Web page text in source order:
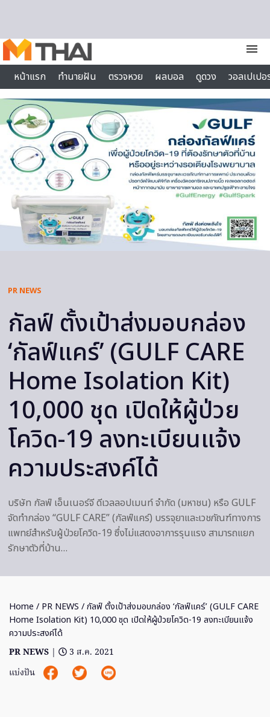
menu
หน้าแรก
ทำนายฝัน ตรวจหวย ผลบอล ดูดวง
วอลเปเป
ไลฟ์สไตล์
PR NEWS
กัลฟ์ ตั้งเป้าส่งมอบกล่อง
‘กัลฟ์แคร์’ (GULF CARE
Home Isolation Kit)
10,000 ชุด เปิดให้ผู้ป่วย
โควิด-19 ลงทะเบียนแจ้ง
ความประสงค์ได้
บริษัท กัลฟ์ เอ็นเนอร์จี ดีเวลลอปเมนท์ จำกัด (มหาชน) หรือ GULF
จัดทำกล่อง “GULF CARE” (กัลฟ์แคร์) บรรจุยาและเวชภัณฑ์ทางการ
แพทย์สำหรับผู้ป่วยโควิด-19 ซึ่งไม่แสดงอาการรุนแรง สามารถแยก
รักษาตัวที่บ้าน…
Home / PR NEWS / กัลฟ์ ตั้งเป้าส่งมอบกล่อง ‘กัลฟ์แคร์’ (GULF CARE
Home Isolation Kit) 10,000 ชุด เปิดให้ผู้ป่วยโควิด-19 ลงทะเบียนแจ้ง
ความประสงค์ได้
PR NEWS |
3 ส.ค. 2021
แบ่งปัน